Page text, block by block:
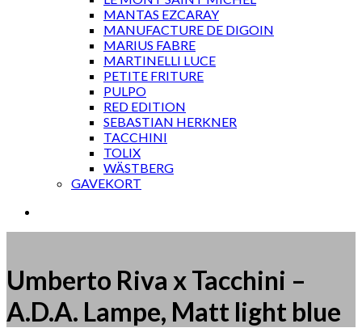
MANTAS EZCARAY
MANUFACTURE DE DIGOIN
MARIUS FABRE
MARTINELLI LUCE
PETITE FRITURE
PULPO
RED EDITION
SEBASTIAN HERKNER
TACCHINI
TOLIX
WÄSTBERG
GAVEKORT
Umberto Riva x Tacchini –
A.D.A. Lampe, Matt light blue